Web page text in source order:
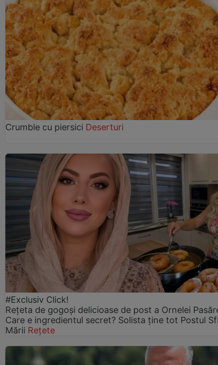
Crumble cu piersici Deserturi
#Exclusiv Click!
Rețeta de gogoşi delicioase de post a Ornelei
Care e ingredientul secret? Solista ține tot Postul
Mării Rețete